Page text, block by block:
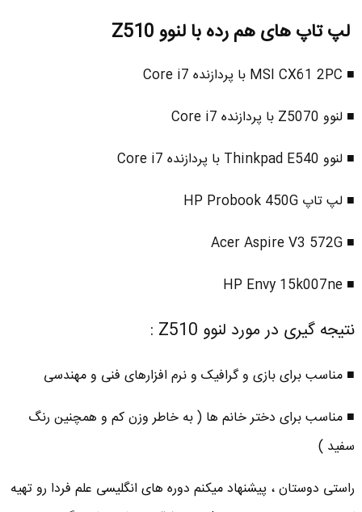
لپ تاپ های هم رده با لنوو Z510
■ MSI CX61 2PC با پردازنده Core i7
■ لنوو Z5070 با پردازنده Core i7
■ لنوو Thinkpad E540 با پردازنده Core i7
■ لپ تاپ HP Probook 450G
■ Acer Aspire V3 572G
■ HP Envy 15k007ne
نتیجه گیری در مورد لنوو Z510 :
■ مناسب برای بازی و گرافیک و نرم افزارهای فنی و مهندسی
■ مناسب برای دختر خانم ها ( به خاطر وزن کم و همچنین رنگ
سفید )
راستی دوستان ، پیشنهاد میکنم دوره های انگلیسی علم فردا رو تهیه